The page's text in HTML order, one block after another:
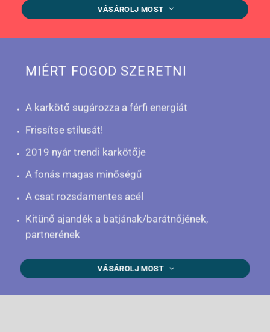
VÁSÁROLJ MOST
MIÉRT FOGOD SZERETNI
A karkötő sugározza a férfi energiát
Frissítse stílusát!
2019 nyár trendi karkötője
A fonás magas minőségű
A csat rozsdamentes acél
Kitünő ajandék a batjának/barátnőjének,
partnerének
VÁSÁROLJ MOST